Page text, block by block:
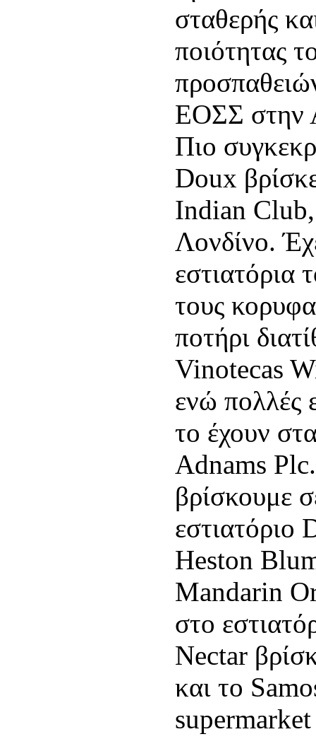
σταθερής
ποιότητας
ΕΟΣΣ στην
Πιο
Doux
Indian Club,
Λονδίνο.
εστιατόρια
τους
ποτήρι
Vinotecas
ενώ πολλές
το έχουν
Adnams
βρίσκουμε
εστιατόριο
Heston
Mandarin
στο
Nectar
και το